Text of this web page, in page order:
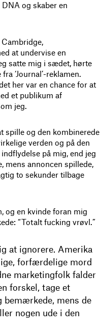
og skaber en
at undervise en
satte mig i sædet, hørte
‘Journal’-reklamen.
her var en chance for at
et publikum af
jeg.
spille og den kombinerede
verden og på den
på mig, end jeg
mens annoncen spillede,
to sekunder tilbage
og en kvinde foran mig
“Totalt fucking vrøvl.”
at ignorere. Amerika
forfærdelige mord
marketingfolk falder
forskel, tage et
bemærkede, mens de
nogen ude i den